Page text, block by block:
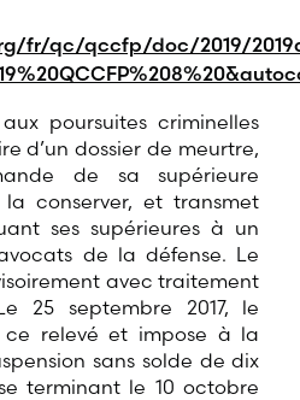
fr/qc/qccfp/doc/2019/
poursuites criminelles
d’un dossier de meurtre,
de sa supérieure
conserver, et transmet
ses supérieures à un
de la défense. Le
avec traitement
25 septembre 2017, le
ce relevé et impose à la
sans solde de dix
terminant le 10 octobre